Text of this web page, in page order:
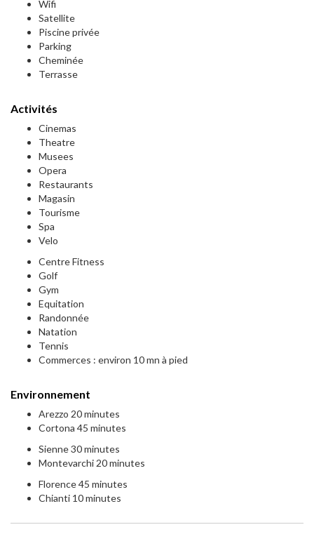
Wifi
Satellite
Piscine privée
Parking
Cheminée
Terrasse
Activités
Cinemas
Theatre
Musees
Opera
Restaurants
Magasin
Tourisme
Spa
Velo
Centre Fitness
Golf
Gym
Equitation
Randonnée
Natation
Tennis
Commerces : environ 10 mn à pied
Environnement
Arezzo 20 minutes
Cortona 45 minutes
Sienne 30 minutes
Montevarchi 20 minutes
Florence 45 minutes
Chianti 10 minutes